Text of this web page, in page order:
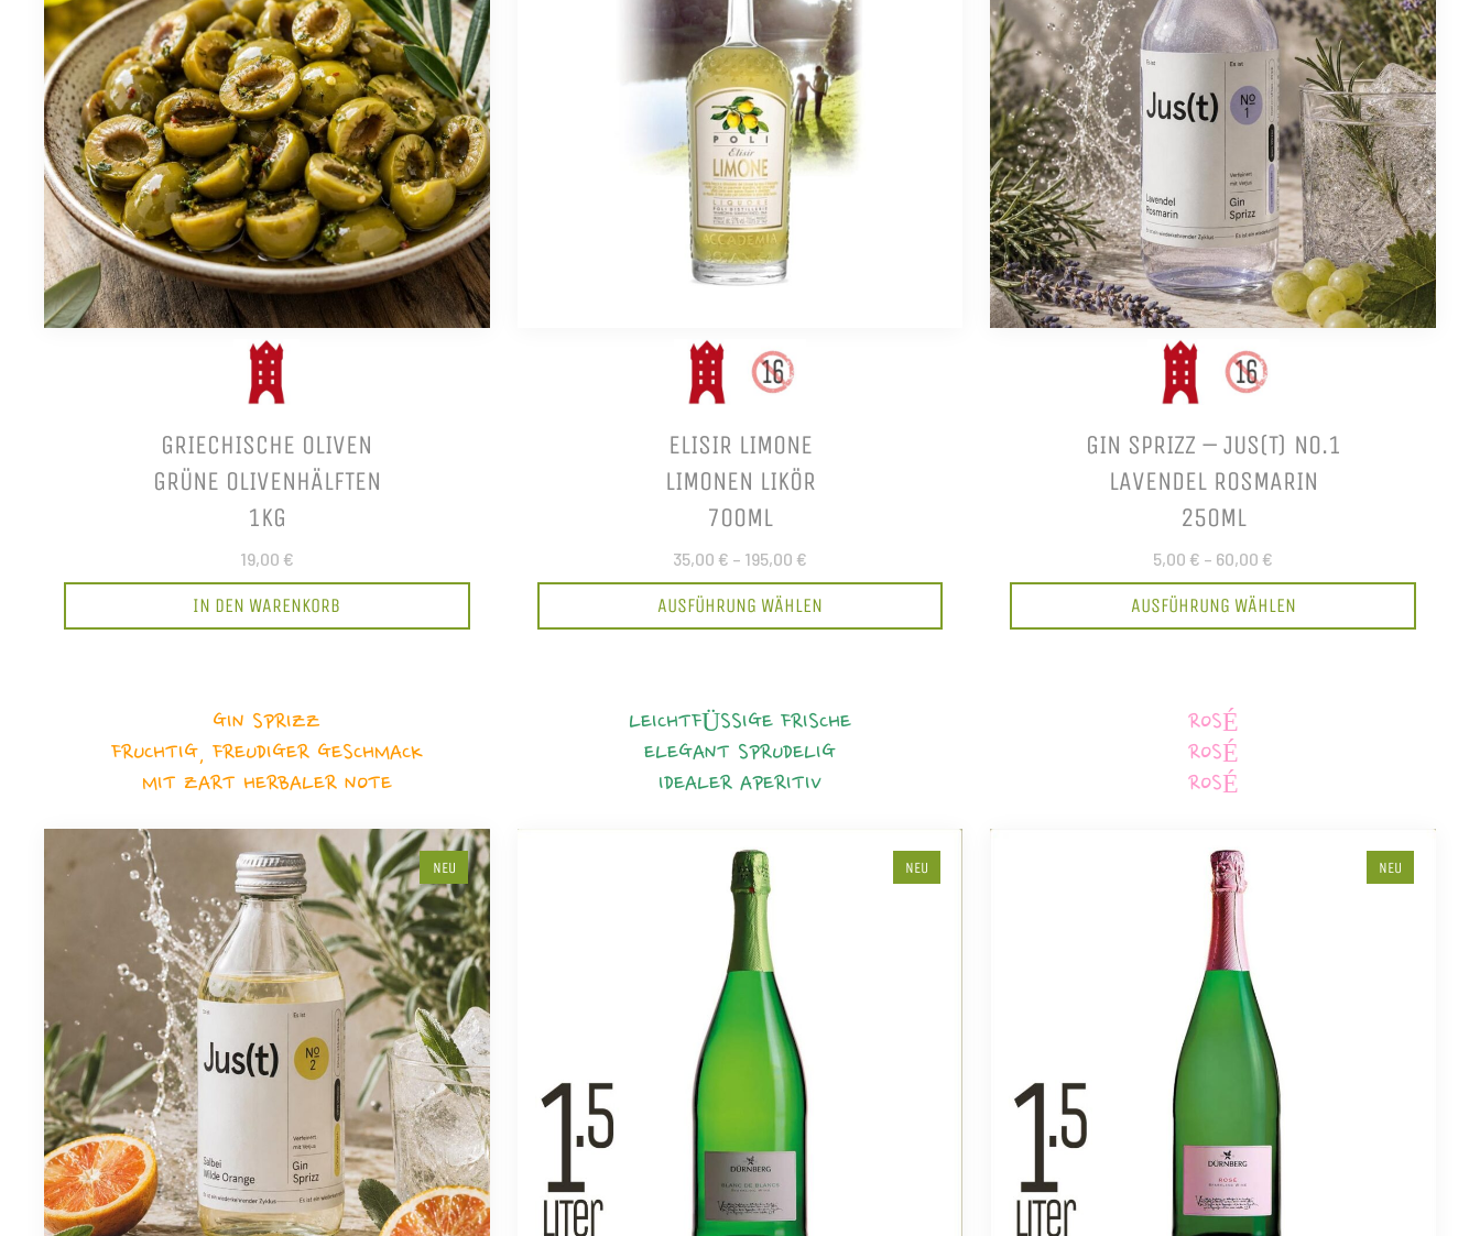
GRIECHISCHE OLIVEN
GRÜNE OLIVENHÄLFTEN
1KG
19,00 €
IN DEN WARENKORB
ELISIR LIMONE
LIMONEN LIKÖR
700ML
35,00 € – 195,00 €
AUSFÜHRUNG WÄHLEN
GIN SPRIZZ – JUS(T) NO.1
LAVENDEL ROSMARIN
250ML
5,00 € – 60,00 €
AUSFÜHRUNG WÄHLEN
GIN SPRIZZ
FRUCHTIG, FREUDIGER GESCHMACK
MIT ZART HERBALER NOTE
NEU
LEICHTFÜSSIGE FRISCHE
ELEGANT SPRUDELIG
IDEALER APERITIV
NEU
ROSÉ
ROSÉ
ROSÉ
NEU